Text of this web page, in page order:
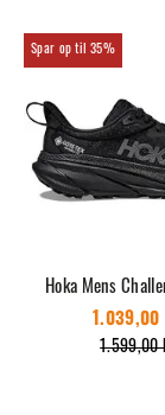
35%
Hoka Mens
1.599,00
1.039,00